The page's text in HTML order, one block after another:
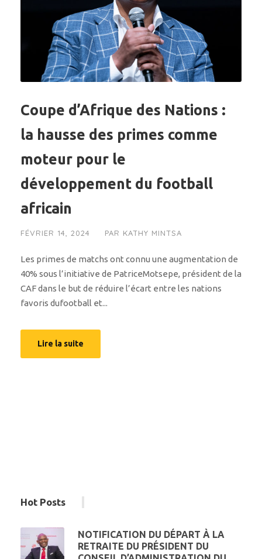
Coupe d’Afrique des Nations :
la hausse des primes comme
moteur pour le
développement du football
africain
FÉVRIER 14, 2024 PAR KATHY MINTSA
Les primes de matchs ont connu une augmentation de
40% sous l’initiative de PatriceMotsepe, président de la
CAF dans le but de réduire l’écart entre les nations
favoris dufootball et...
Lire la suite
Hot Posts
NOTIFICATION DU DÉPART À LA
RETRAITE DU PRÉSIDENT DU